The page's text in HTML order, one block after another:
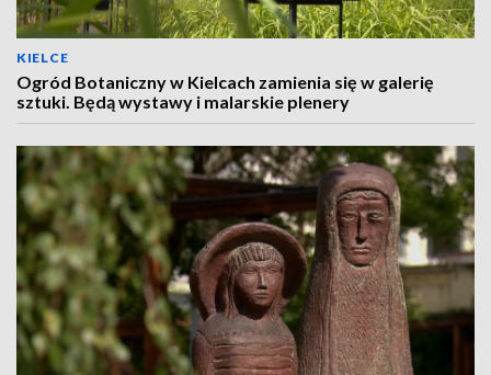
KIELCE
Ogród Botaniczny w Kielcach zamienia się w galerię
sztuki. Będą wystawy i malarskie plenery